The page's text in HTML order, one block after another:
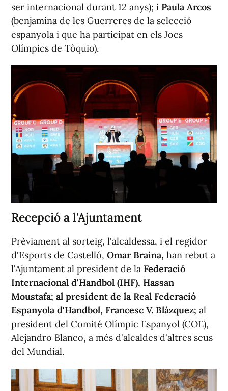
ser internacional durant 12 anys); i Paula Arcos
(benjamina de les Guerreres de la selecció
espanyola i que ha participat en els Jocs
Olímpics de Tòquio).
Recepció a l'Ajuntament
Prèviament al sorteig, l'alcaldessa, i el regidor
d'Esports de Castelló, Omar Braina, han rebut a
l'Ajuntament al president de la Federació
Internacional d'Handbol (IHF), Hassan
Moustafa; al president de la Real Federació
Espanyola d'Handbol, Francesc V. Blázquez; al
president del Comité Olímpic Espanyol (COE),
Alejandro Blanco, a més d'alcaldes d'altres seus
del Mundial.